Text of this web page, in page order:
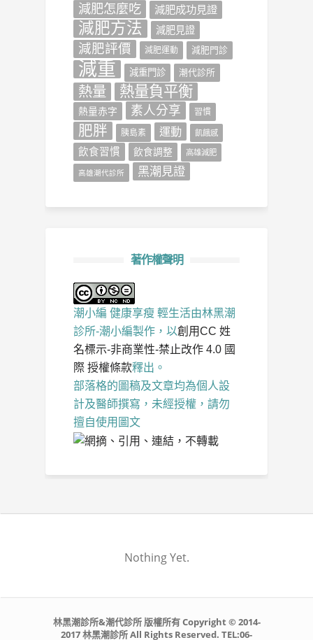
減肥怎麼吃
減肥成功見證
減肥方法 減肥見證
減肥評價 減肥運動 減肥門診
減重 減重門診 潮代診所
熱量 熱量負平衡
熱量赤字 素人分享 習慣
肥胖 胰島素 運動 飢餓感
飲食習慣 飲食調整 高雄減肥
高雄潮代診所 黑潮見證
著作權聲明
潮小編 健康享瘦 輕生活由林黑潮
診所-潮小編製作，以創用CC 姓
名標示-非商業性-禁止改作 4.0 國
際 授權條款釋出。
部落格的圖稿及文章均為個人設
計及醫師撰寫，未經授權，請勿
擅自使用圖文
Nothing Yet.
林黑潮診所&潮代診所 版權所有 Copyright © 2014-
2017 林黑潮診所 All Rights Reserved. TEL:06-